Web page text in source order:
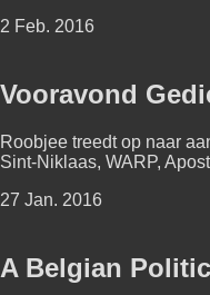
2 Feb. 2016
Vooravond
Roobjee treedt op naar
Sint-Niklaas, WARP,
27 Jan. 2016
A Belgian